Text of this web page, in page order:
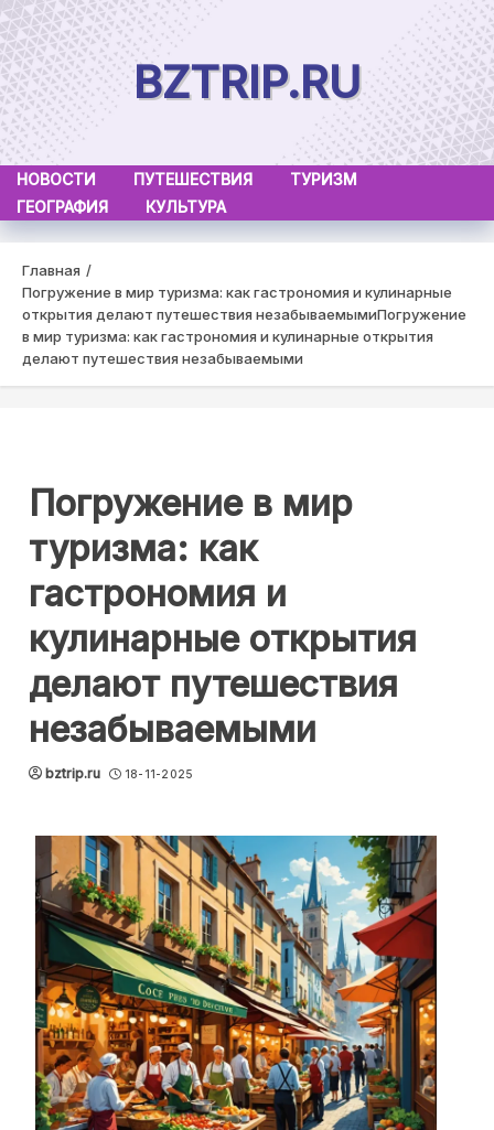
Skip
to
content
BZTRIP.RU
НОВОСТИ ПУТЕШЕСТВИЯ
ТУРИЗМ
ГЕОГРАФИЯ
КУЛЬТУРА
Главная
Погружение в мир туризма: как гастрономия и кулинарные
открытия делают путешествия незабываемымиПогружение
в мир туризма: как гастрономия и кулинарные открытия
делают путешествия незабываемыми
Погружение в мир
туризма: как
гастрономия и
кулинарные открытия
делают путешествия
незабываемыми
bztrip.ru 18-11-2025